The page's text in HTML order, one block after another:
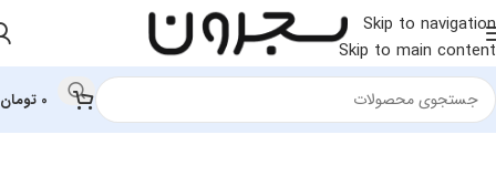
Skip to navigation
Skip to main content
0 تومان